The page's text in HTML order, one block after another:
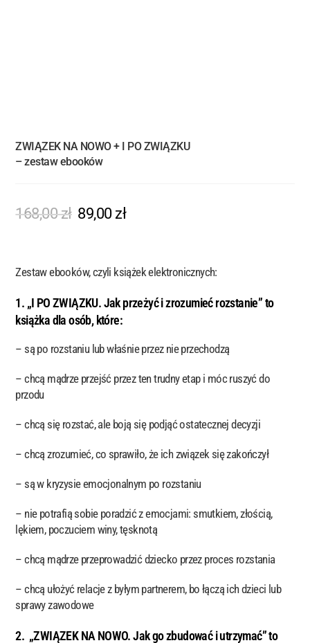
ZWIĄZEK NA NOWO + I PO ZWIĄZKU
– zestaw ebooków
168,00zł 89,00 zł
Zestaw ebooków, czyli książek elektronicznych:
1. „I PO ZWIĄZKU. Jak przeżyć i zrozumieć rozstanie” to
książka dla osób, które:
– są po rozstaniu lub właśnie przez nie przechodzą
– chcą mądrze przejść przez ten trudny etap i móc ruszyć do
przodu
– chcą się rozstać, ale boją się podjąć ostatecznej decyzji
– chcą zrozumieć, co sprawiło, że ich związek się zakończył
– są w kryzysie emocjonalnym po rozstaniu
– nie potrafią sobie poradzić z emocjami: smutkiem, złością,
lękiem, poczuciem winy, tęsknotą
– chcą mądrze przeprowadzić dziecko przez proces rozstania
– chcą ułożyć relacje z byłym partnerem, bo łączą ich dzieci lub
sprawy zawodowe
2. „ZWIĄZEK NA NOWO. Jak go zbudować i utrzymać” to